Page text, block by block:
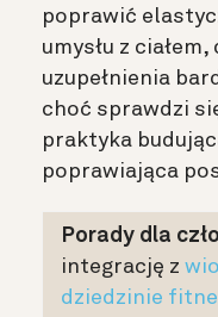
poprawić
umysłu z
uzupełnienia
choć sprawdzi
praktyka
poprawiająca
Porady dla
integrację z
dziedzinie